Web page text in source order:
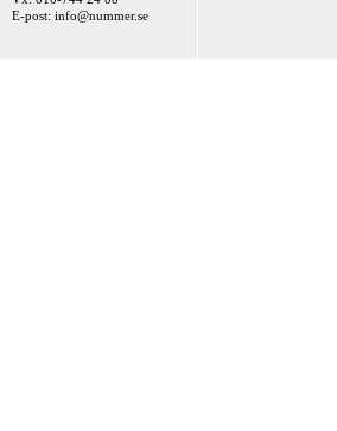
E-post: info@nummer.se